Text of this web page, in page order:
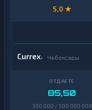
5,0 ★
Currex Чебоксары
85,50
300 000 / 500 000 000